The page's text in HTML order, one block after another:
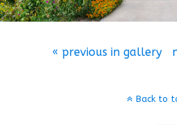
« previous in gallery
Back to